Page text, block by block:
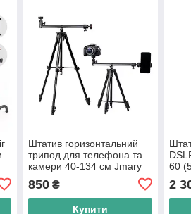
Штатив горизонтальний
трипод для телефона та
камери 40-134 см Jmary
850₴
Купити
60
2